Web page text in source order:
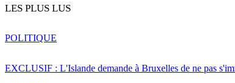
LES PLUS LUS
EXCLUSIF : L'Islande demande à Bruxelles de ne pas
POLITIQUE